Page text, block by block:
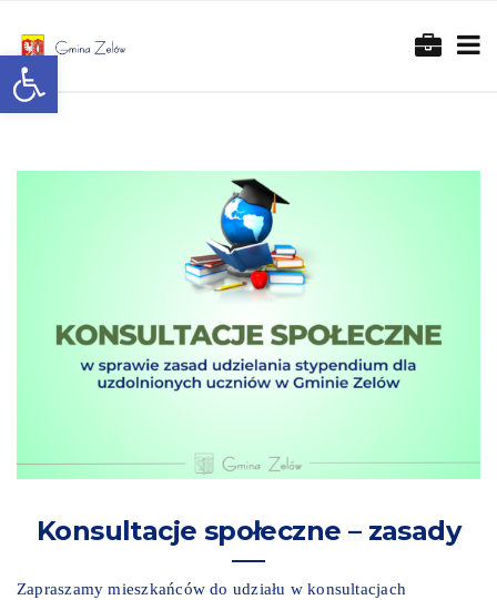
Otwórz pasek narzędzi
Konsultacje społeczne – zasady
Zapraszamy mieszkańców do udziału w konsultacjach